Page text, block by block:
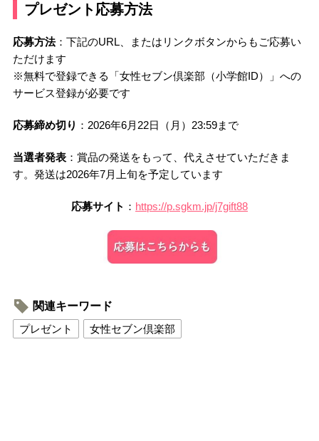
プレゼント応募方法
応募方法：下記のURL、またはリンクボタンからもご応募い
ただけます
※無料で登録できる「女性セブン倶楽部（小学館ID）」への
サービス登録が必要です
応募締め切り ：2026年6月22日（月）23:59まで
当選者発表：賞品の発送をもって、代えさせていただきま
す。発送は2026年7月上旬を予定しています
応募サイト ： https://p.sgkm.jp/j7gift88
関連キーワード
プレゼント
女性セブン倶楽部